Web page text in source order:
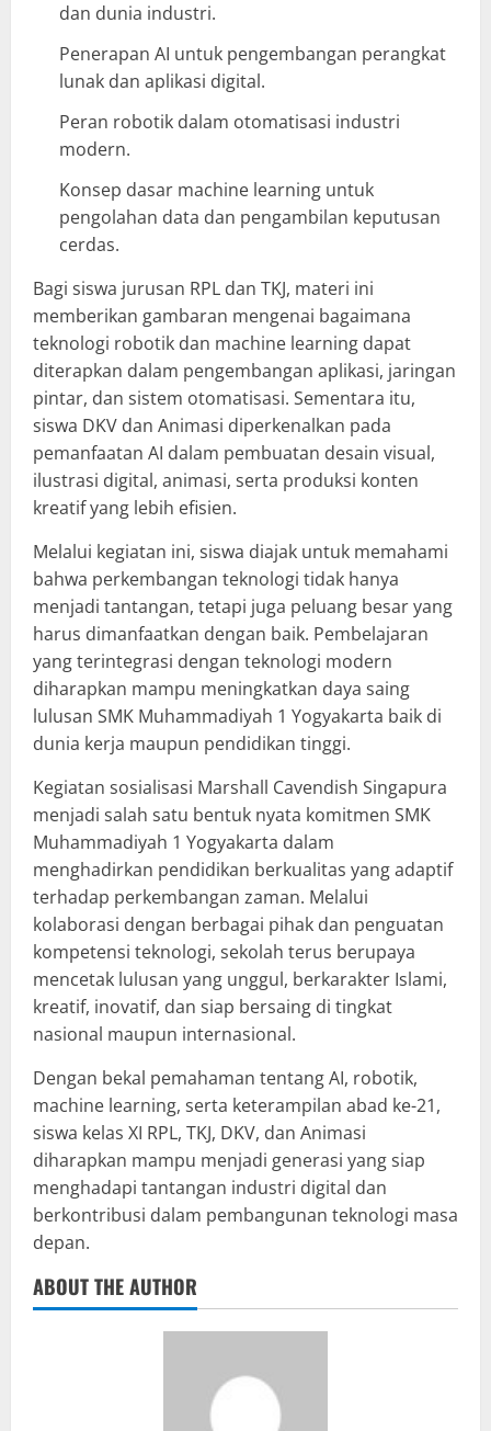
dan dunia industri.
Penerapan AI untuk pengembangan perangkat
lunak dan aplikasi digital.
Peran robotik dalam otomatisasi industri
modern.
Konsep dasar machine learning untuk
pengolahan data dan pengambilan keputusan
cerdas.
Bagi siswa jurusan RPL dan TKJ, materi ini
memberikan gambaran mengenai bagaimana
teknologi robotik dan machine learning dapat
diterapkan dalam pengembangan aplikasi, jaringan
pintar, dan sistem otomatisasi. Sementara itu,
siswa DKV dan Animasi diperkenalkan pada
pemanfaatan AI dalam pembuatan desain visual,
ilustrasi digital, animasi, serta produksi konten
kreatif yang lebih efisien.
Melalui kegiatan ini, siswa diajak untuk memahami
bahwa perkembangan teknologi tidak hanya
menjadi tantangan, tetapi juga peluang besar yang
harus dimanfaatkan dengan baik. Pembelajaran
yang terintegrasi dengan teknologi modern
diharapkan mampu meningkatkan daya saing
lulusan SMK Muhammadiyah 1 Yogyakarta baik di
dunia kerja maupun pendidikan tinggi.
Kegiatan sosialisasi Marshall Cavendish Singapura
menjadi salah satu bentuk nyata komitmen SMK
Muhammadiyah 1 Yogyakarta dalam
menghadirkan pendidikan berkualitas yang adaptif
terhadap perkembangan zaman. Melalui
kolaborasi dengan berbagai pihak dan penguatan
kompetensi teknologi, sekolah terus berupaya
mencetak lulusan yang unggul, berkarakter Islami,
kreatif, inovatif, dan siap bersaing di tingkat
nasional maupun internasional.
Dengan bekal pemahaman tentang AI, robotik,
machine learning, serta keterampilan abad ke-21,
siswa kelas XI RPL, TKJ, DKV, dan Animasi
diharapkan mampu menjadi generasi yang siap
menghadapi tantangan industri digital dan
berkontribusi dalam pembangunan teknologi masa
depan.
ABOUT THE AUTHOR